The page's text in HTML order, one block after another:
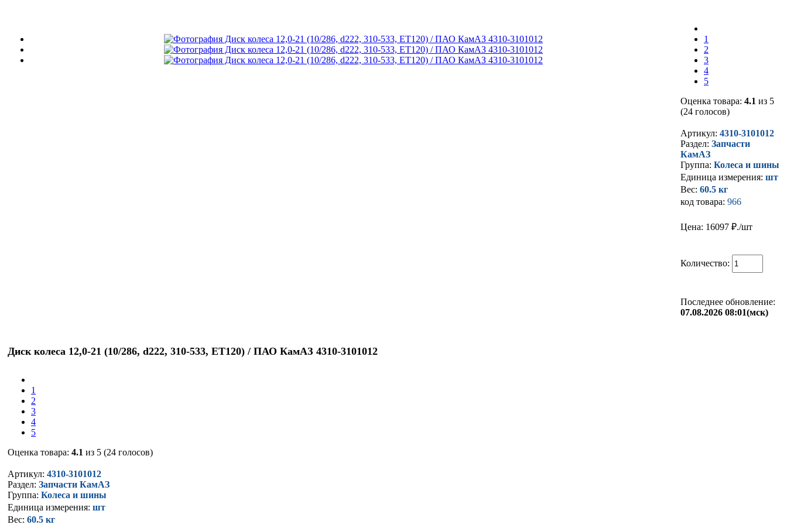
1
2
3
4
5
Оценка товара: 4.1 из 5
(24 голосов)
Артикул: 4310-3101012
Раздел: Запчасти
КамАЗ
Группа: Колеса и шины
Единица измерения: шт
Вес: 60.5 кг
код товара: 966
Цена: 16097 ₽./шт
Количество:
Последнее обновление:
07.08.2026 08:01(мск)
Диск колеса 12,0-21 (10/286, d222, 310-533, ЕТ120) / ПАО КамАЗ 4310-3101012
1
2
3
4
5
Оценка товара: 4.1 из 5 (24 голосов)
Артикул: 4310-3101012
Раздел: Запчасти КамАЗ
Группа: Колеса и шины
Единица измерения: шт
Вес: 60.5 кг